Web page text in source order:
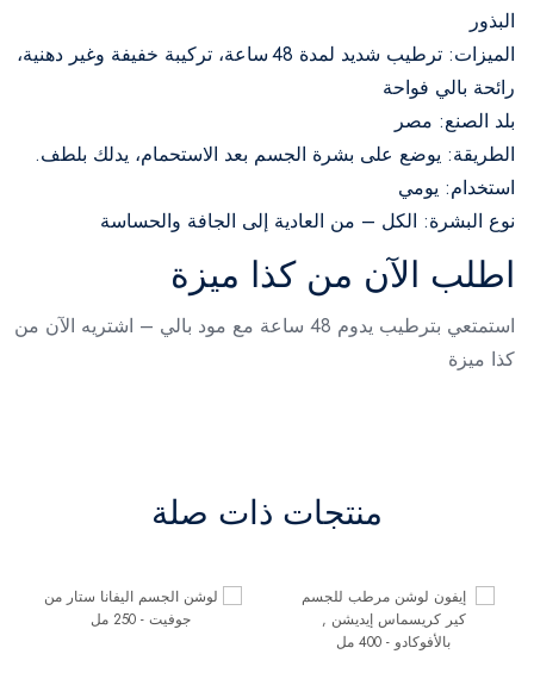
البذور
الميزات: ترطيب شديد لمدة 48 ساعة، تركيبة خفيفة وغير دهنية،
رائحة بالي فواحة
بلد الصنع: مصر
الطريقة: يوضع على بشرة الجسم بعد الاستحمام، يدلك بلطف.
استخدام: يومي
نوع البشرة: الكل – من العادية إلى الجافة والحساسة
اطلب الآن من كذا ميزة
استمتعي بترطيب يدوم 48 ساعة مع
مود بالي – اشتريه الآن من
كذا ميزة
منتجات ذات صلة